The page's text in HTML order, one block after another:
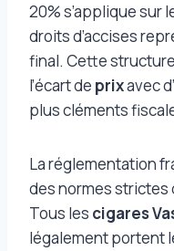
20% s’applique sur
droits d’accises
final. Cette
l’écart de prixavec
plus cléments
La réglementation
des normes strictes
Tous les cigares
légalement portent